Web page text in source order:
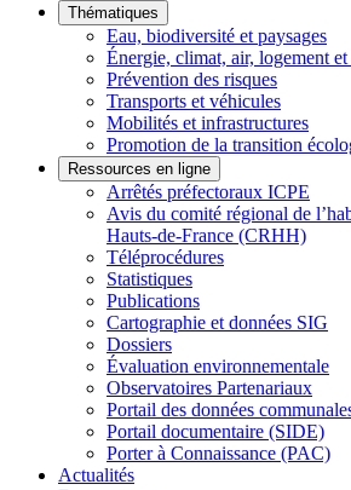
Thématiques
Eau, biodiversité et paysages
Énergie, climat, air, logement et
Prévention des risques
Transports et véhicules
Mobilités et infrastructures
Promotion de la transition
Ressources en ligne
Arrêtés préfectoraux ICPE
Avis du comité régional de
Hauts-de-France (CRHH)
Téléprocédures
Statistiques
Publications
Cartographie et données SIG
Dossiers
Évaluation environnementale
Observatoires Partenariaux
Portail des données
Portail documentaire (SIDE)
Porter à Connaissance (PAC)
Actualités